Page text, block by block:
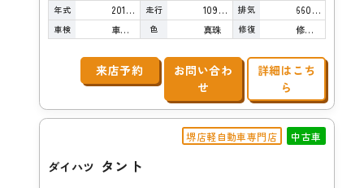
年式 2013年 走行 109,000km 排気 660cc
車検 車検整備付 色 真珠 修復 修復歴無し
来店予約
お問い合わ
せ
詳細はこち
ら
堺店軽自動車専門店 中古車
ダイハツ タント